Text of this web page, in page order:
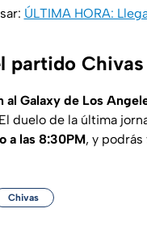
ÚLTIMA HORA:
partido
al Galaxy de Los
duelo de la última
a las 8:30PM, y
Chivas